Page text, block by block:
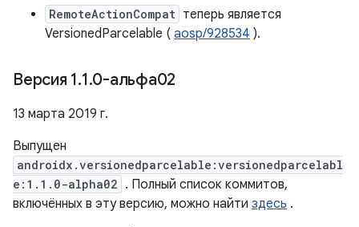
RemoteActionCompat теперь является
VersionedParcelable ( aosp/928534 ).
Версия 1.1.0-альфа02
13 марта 2019 г.
Выпущен
androidx.versionedparcelable:versionedparcelabl
e:1.1.0-alpha02 . Полный список коммитов,
включённых в эту версию, можно найти здесь .